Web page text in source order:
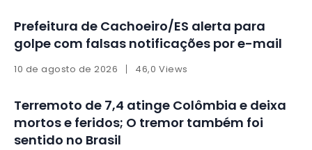
Prefeitura de Cachoeiro/ES alerta para
golpe com falsas notificações por e-mail
10 de agosto de 2026 46,0 Views
Terremoto de 7,4 atinge Colômbia e deixa
mortos e feridos; O tremor também foi
sentido no Brasil